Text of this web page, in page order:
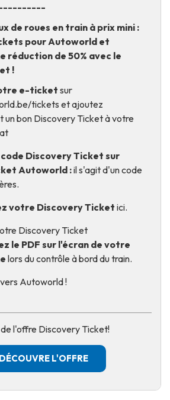
de roues en train à prix mini :
pour Autoworld et
réduction de 50% avec le
!
e-ticket sur
tickets et ajoutez
un bon Discovery Ticket à votre
Discovery Ticket sur
Autoworld :il s'agit d'un code
votre Discovery Ticket ici.
Discovery Ticket
le PDF sur l'écran de votre
lors du contrôle à bord du train.
Autoworld !
l'offre Discovery Ticket!
L'OFFRE